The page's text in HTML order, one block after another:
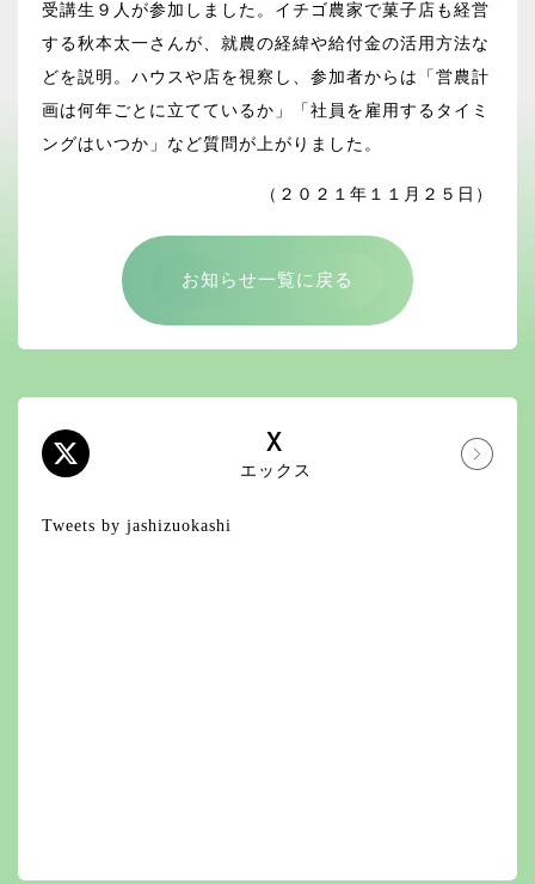
受講生９人が参加しました。イチゴ農家で菓子店も経営
する秋本太一さんが、就農の経緯や給付金の活用方法な
どを説明。ハウスや店を視察し、参加者からは「営農計
画は何年ごとに立てているか」「社員を雇用するタイミ
ングはいつか」など質問が上がりました。
（２０２１年１１月２５日）
お知らせ一覧に戻る
X
エックス
Tweets by jashizuokashi